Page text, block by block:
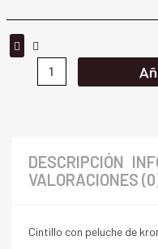
DESCRIPCIÓN
VALORACIONES
Cintillo con peluche de